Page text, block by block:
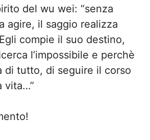
del wu wei: “senza
agire, il saggio realizza
compie il suo destino,
l’impossibile e perchè
di tutto, di seguire il corso
vita…”